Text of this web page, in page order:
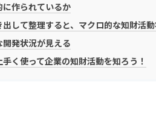
作られているか
して整理すると、マクロ的な知財活
発状況が見える
く使って企業の知財活動を知ろう！